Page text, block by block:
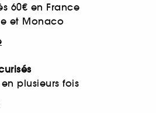
60€ en France
et Monaco
plusieurs fois